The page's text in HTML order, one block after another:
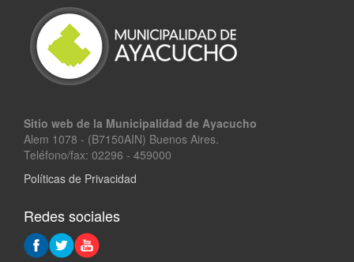
Sitio web de la Municipalidad de Ayacucho
Alem 1078 - (B7150AIN) Buenos Aires.
Teléfono/fax: 02296 - 459000
Políticas de Privacidad
Redes sociales